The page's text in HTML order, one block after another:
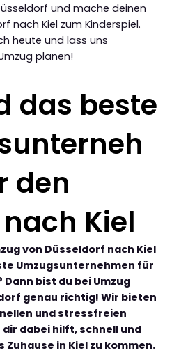
und mache deinen
nach Kiel zum Kinderspiel.
heute und lass uns
planen!
das beste
den
Kiel
von Düsseldorf nach Kiel
Umzugsunternehmen für
bist du bei Umzug
genau richtig! Wir bieten
und stressfreien
dir dabei hilft, schnell und
Zuhause in Kiel zu kommen.